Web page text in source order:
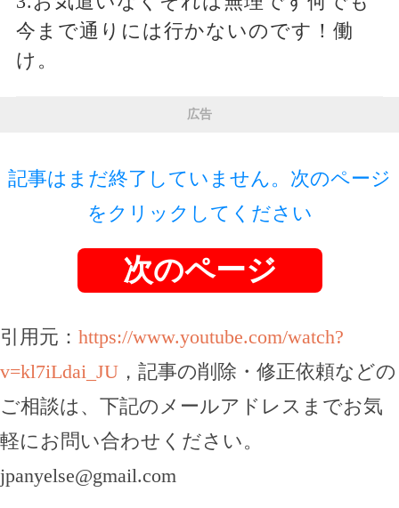
今まで通りには行かないのです！働
け。
広告
記事はまだ終了していません。次のページ
をクリックしてください
次のページ
引用元： https://www.youtube.com/watch?
v=kl7iLdai_JU ，記事の削除・修正依頼などの
ご相談は、下記のメールアドレスまでお気
軽にお問い合わせください。
jpanyelse@gmail.com